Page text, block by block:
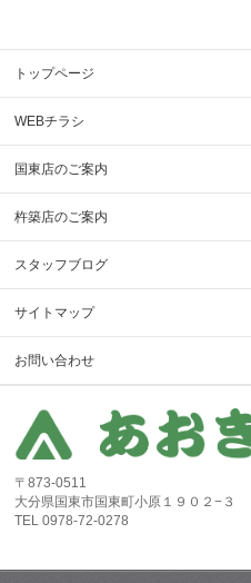
トップページ
WEBチラシ
国東店のご案内
杵築店のご案内
スタッフブログ
サイトマップ
お問い合わせ
〒873-0511
大分県国東市国東町小原１９０２−３
TEL 0978-72-0278